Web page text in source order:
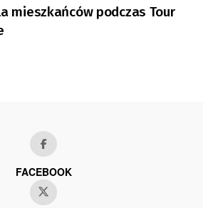
mieszkańców podczas Tour
FACEBOOK